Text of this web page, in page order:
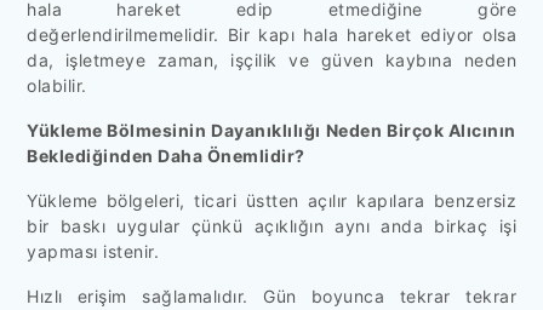
hala hareket edip etmediğine göre
değerlendirilmemelidir. Bir kapı hala hareket ediyor olsa
da, işletmeye zaman, işçilik ve güven kaybına neden
olabilir.
Yükleme Bölmesinin Dayanıklılığı Neden Birçok Alıcının
Beklediğinden Daha Önemlidir?
Yükleme bölgeleri, ticari üstten açılır kapılara benzersiz
bir baskı uygular çünkü açıklığın aynı anda birkaç işi
yapması istenir.
Hızlı erişim sağlamalıdır. Gün boyunca tekrar tekrar